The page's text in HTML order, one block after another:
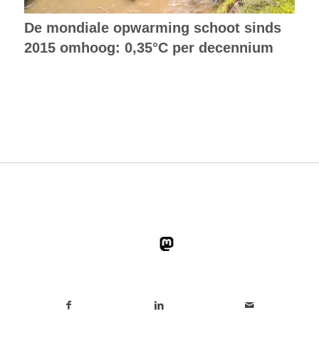
De mondiale opwarming schoot sinds
2015 omhoog: 0,35°C per decennium